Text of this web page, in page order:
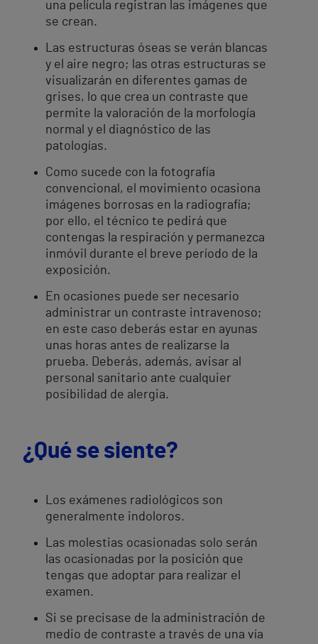
una película registran las imágenes que
se crean.
Las estructuras óseas se verán blancas
y el aire negro; las otras estructuras se
visualizarán en diferentes gamas de
grises, lo que crea un contraste que
permite la valoración de la morfología
normal y el diagnóstico de las
patologías.
Como sucede con la fotografía
convencional, el movimiento ocasiona
imágenes borrosas en la radiografía;
por ello, el técnico te pedirá que
contengas la respiración y permanezca
inmóvil durante el breve período de la
exposición.
En ocasiones puede ser necesario
administrar un contraste intravenoso;
en este caso deberás estar en ayunas
unas horas antes de realizarse la
prueba. Deberás, además, avisar al
personal sanitario ante cualquier
posibilidad de alergia.
¿Qué se siente?
Los exámenes radiológicos son
generalmente indoloros.
Las molestias ocasionadas solo serán
las ocasionadas por la posición que
tengas que adoptar para realizar el
examen.
Si se precisase de la administración de
medio de contraste a través de una vía